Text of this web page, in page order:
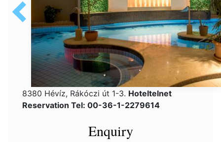
8380 Hévíz, Rákóczi út 1-3. Hoteltelnet
Reservation Tel: 00-36-1-2279614
Enquiry